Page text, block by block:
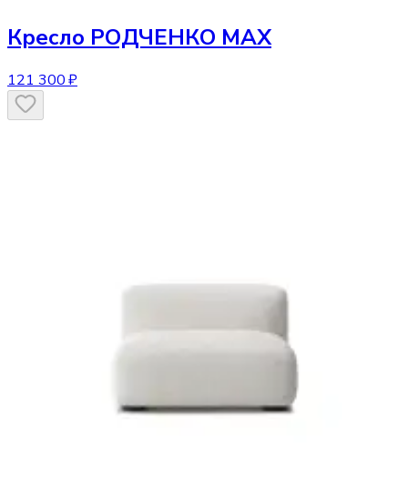
Кресло РОДЧЕНКО МАХ
121 300 ₽